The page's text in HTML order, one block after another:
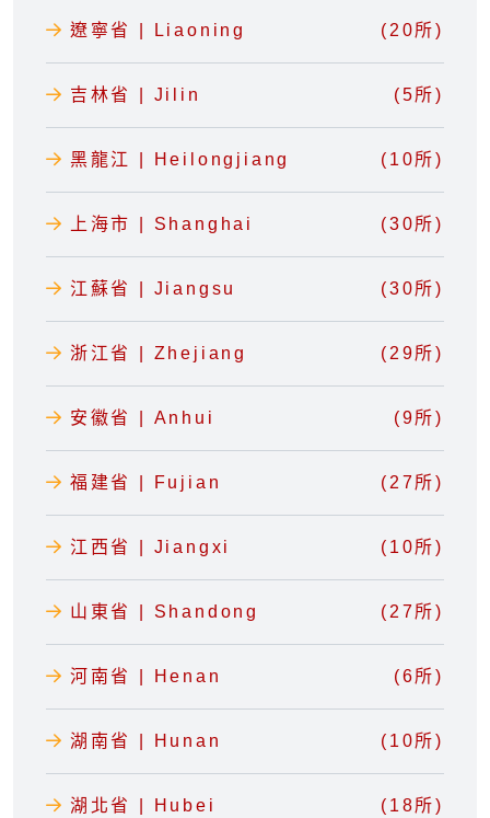
遼寧省 | Liaoning (20所)
吉林省 | Jilin (5所)
黑龍江 | Heilongjiang (10所)
上海市 | Shanghai (30所)
江蘇省 | Jiangsu (30所)
浙江省 | Zhejiang (29所)
安徽省 | Anhui (9所)
福建省 | Fujian (27所)
江西省 | Jiangxi (10所)
山東省 | Shandong (27所)
河南省 | Henan (6所)
湖南省 | Hunan (10所)
湖北省 | Hubei (18所)